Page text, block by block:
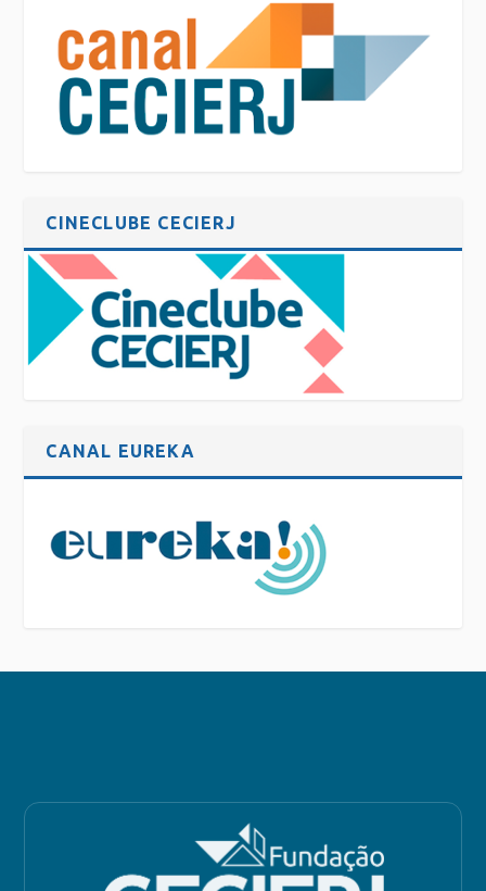
CINECLUBE CECIERJ
CANAL EUREKA